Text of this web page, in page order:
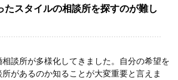
たスタイルの相談所を探すのが難し
談所が多様化してきました。自分の希望を
があるのか知ることが大変重要と言えま